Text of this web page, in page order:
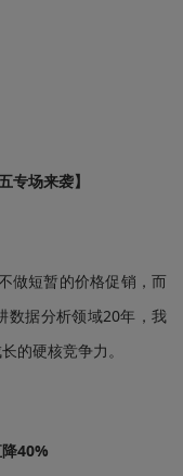
专场来袭】
短暂的价格促销，而
数据分析领域20年，我
的硬核竞争力。
40%